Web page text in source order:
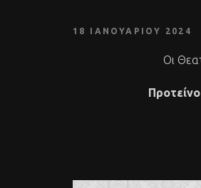
18 ΙΑΝΟΥΑΡΊΟΥ 2024
Οι